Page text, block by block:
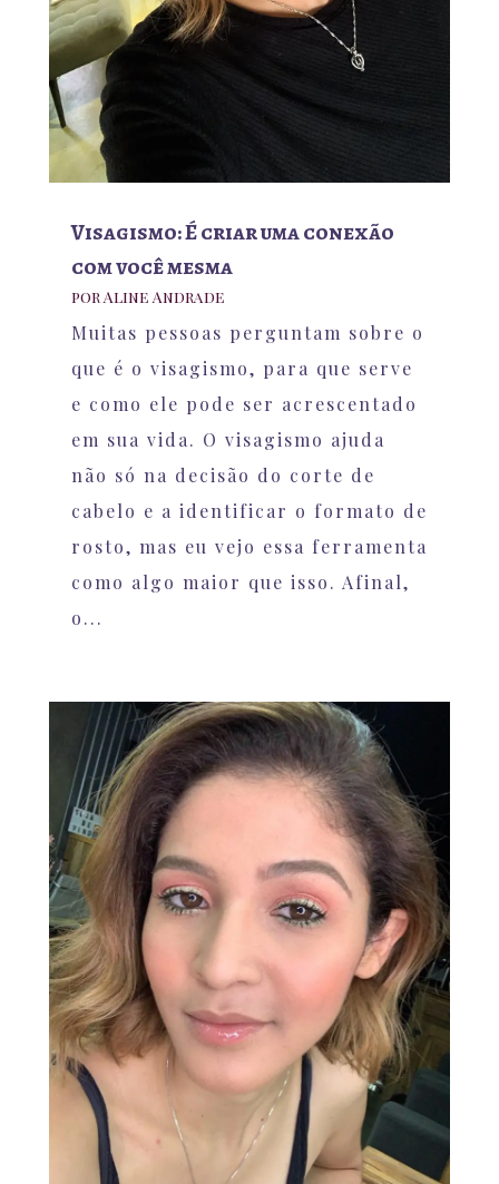
Visagismo: É criar uma conexão
com você mesma
porAline Andrade
Muitas pessoas perguntam sobre o
que é o visagismo, para que serve
e como ele pode ser acrescentado
em sua vida. O visagismo ajuda
não só na decisão do corte de
cabelo e a identificar o formato de
rosto, mas eu vejo essa ferramenta
como algo maior que isso. Afinal,
o...